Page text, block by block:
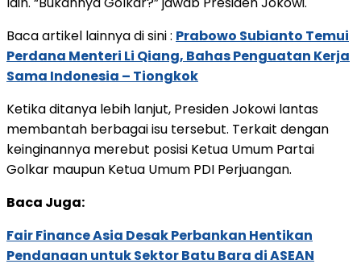
Baca artikel lainnya di sini : Prabowo Subianto Temui
Perdana Menteri Li Qiang, Bahas Penguatan Kerja
Sama Indonesia – Tiongkok
Ketika ditanya lebih lanjut, Presiden Jokowi lantas
membantah berbagai isu tersebut. Terkait dengan
keinginannya merebut posisi Ketua Umum Partai
Golkar maupun Ketua Umum PDI Perjuangan.
Baca Juga:
Fair Finance Asia Desak Perbankan Hentikan
Pendanaan untuk Sektor Batu Bara di ASEAN